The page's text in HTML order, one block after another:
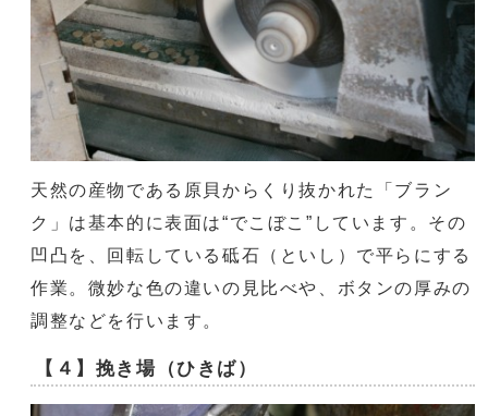
天然の産物である原貝からくり抜かれた「ブラン
ク」は基本的に表面は“でこぼこ”しています。その
凹凸を、回転している砥石（といし）で平らにする
作業。微妙な色の違いの見比べや、ボタンの厚みの
調整などを行います。
【４】挽き場（ひきば）